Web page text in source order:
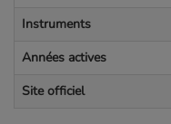
Instruments
Années actives
Site officiel